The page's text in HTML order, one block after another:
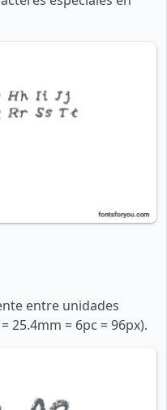
entre unidades
25.4mm = 6pc = 96px).